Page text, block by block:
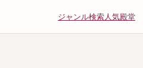
ジャンル検索人気殿堂